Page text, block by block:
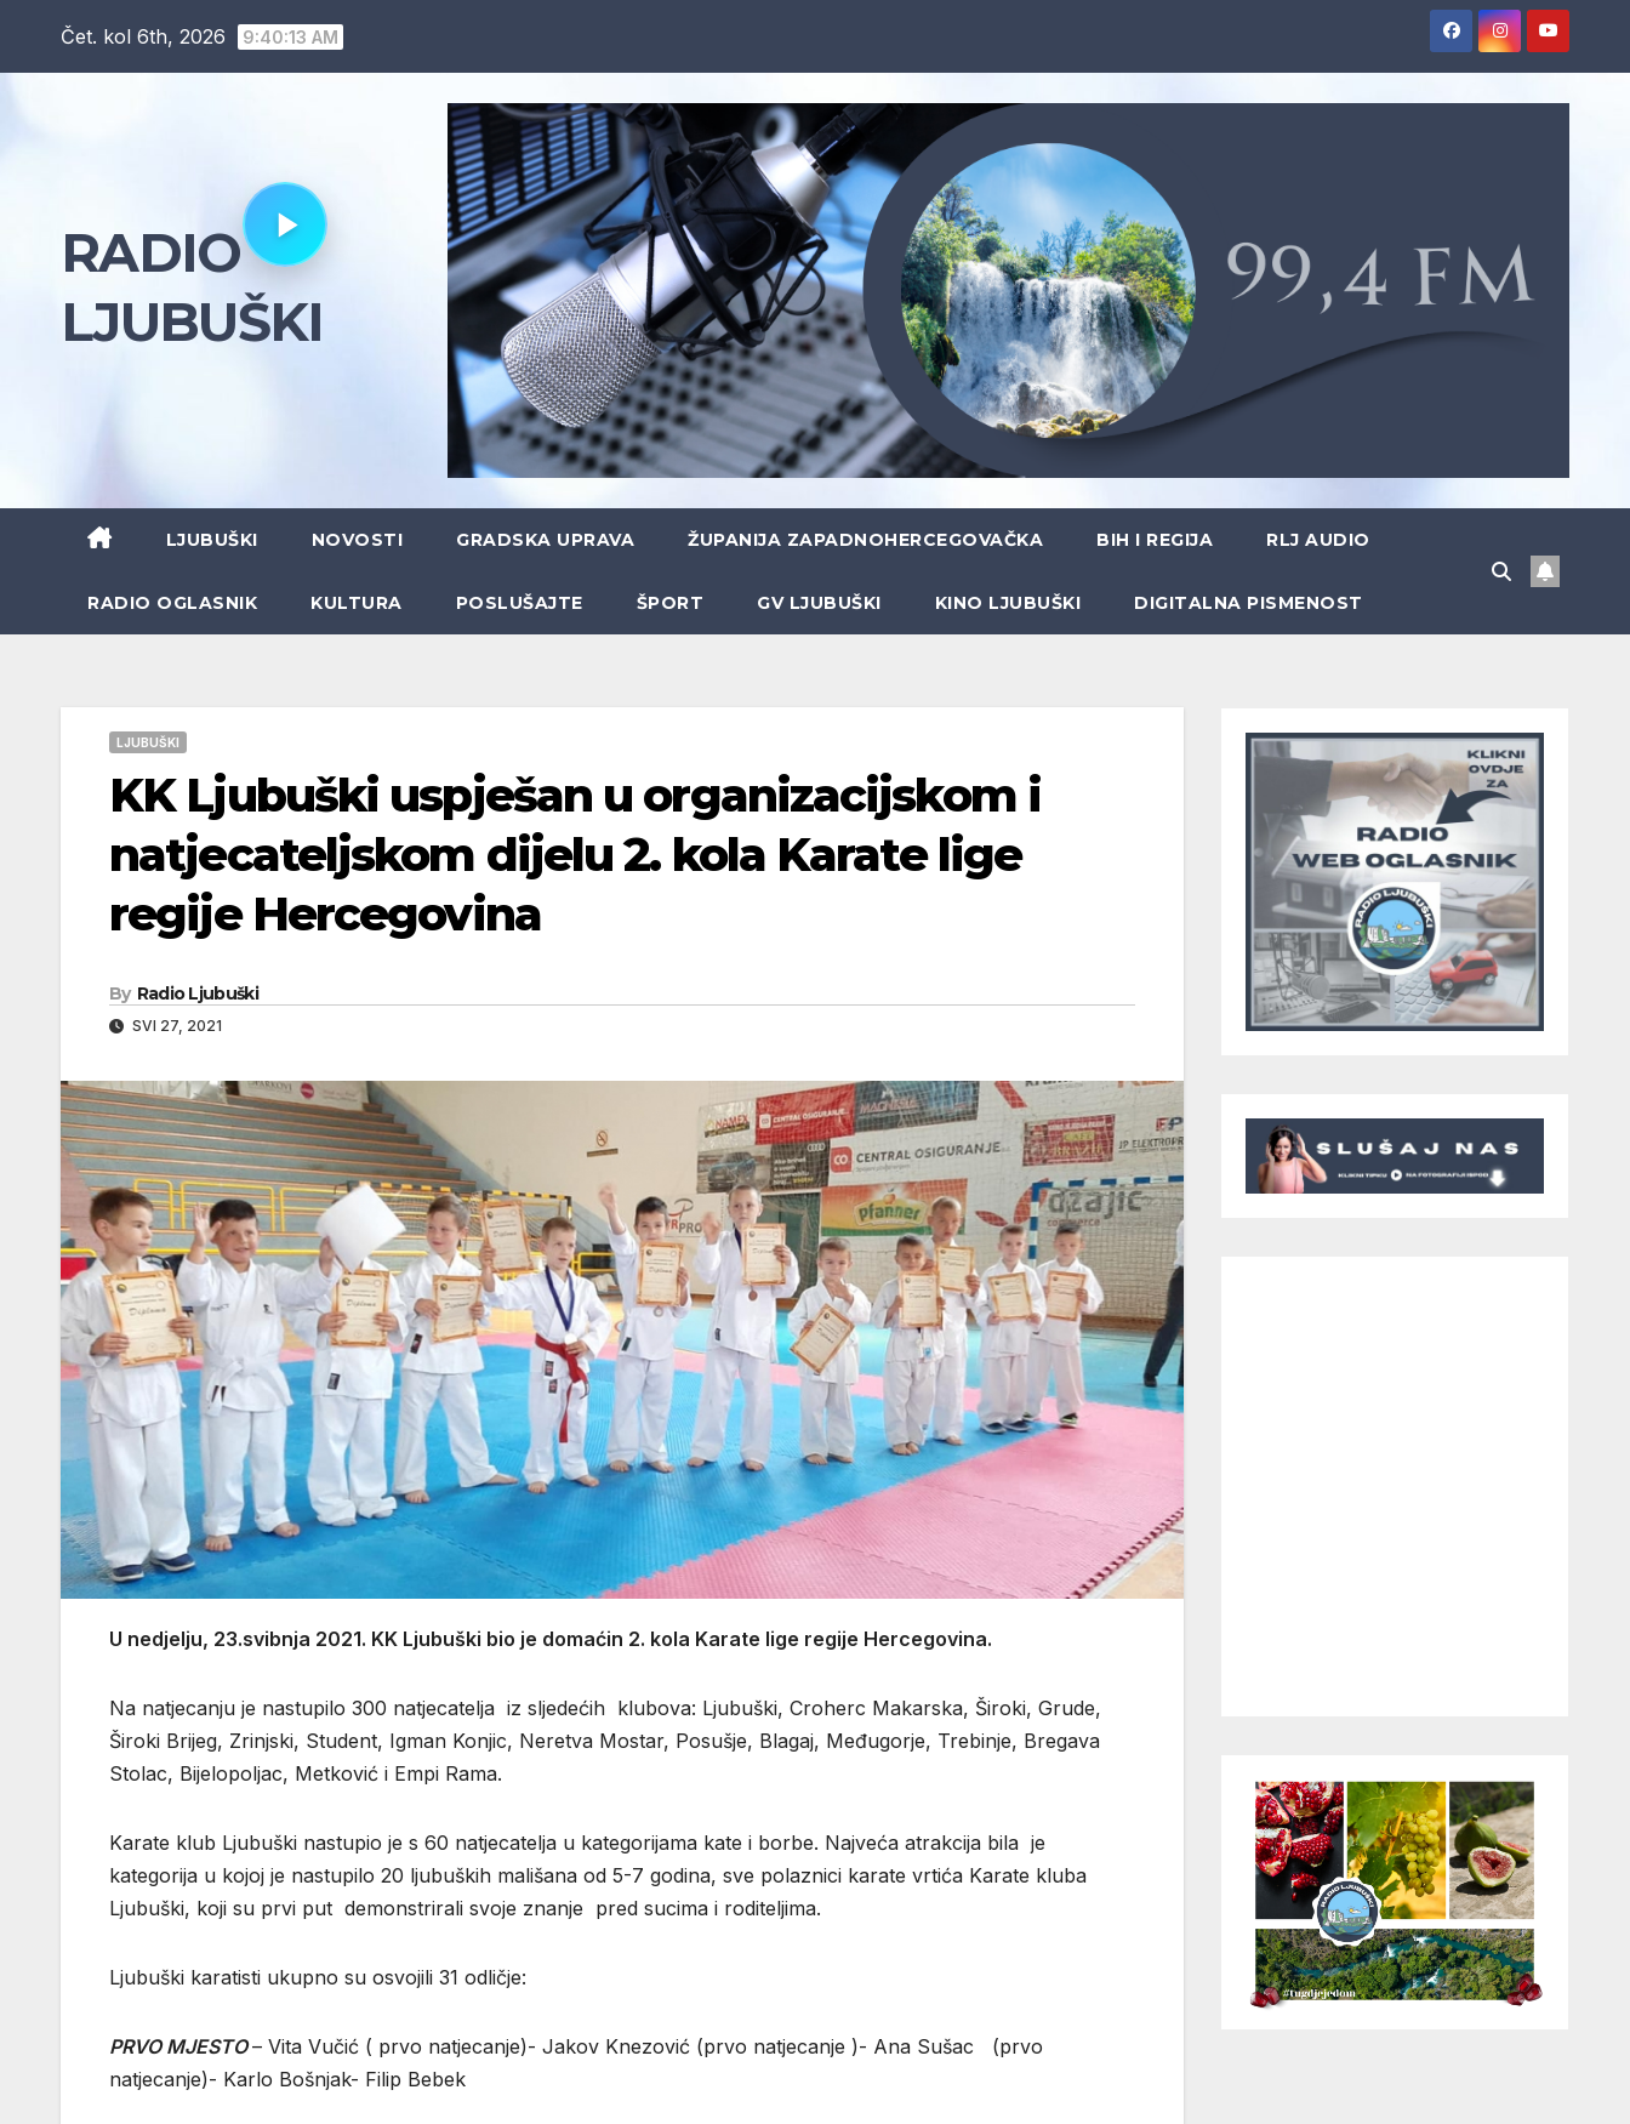
Čet. kol 6th, 2026 9:40:14 AM
RADIO
LJUBUŠKI
LJUBUŠKI NOVOSTI GRADSKA UPRAVA ŽUPANIJA ZAPADNOHERCEGOVAČKA BIH I REGIJA RLJ AUDIO
RADIO OGLASNIK KULTURA POSLUŠAJTE ŠPORT GV LJUBUŠKI KINO LJUBUŠKI DIGITALNA PISMENOST
LJUBUŠKI
KK Ljubuški uspješan u organizacijskom i
natjecateljskom dijelu 2. kola Karate lige
regije Hercegovina
By Radio Ljubuški
SVI 27, 2021
U nedjelju, 23.svibnja 2021. KK Ljubuški bio je domaćin 2. kola Karate lige regije Hercegovina.
Na natjecanju je nastupilo 300 natjecatelja iz sljedećih klubova: Ljubuški, Croherc Makarska, Široki, Grude,
Široki Brijeg, Zrinjski, Student, Igman Konjic, Neretva Mostar, Posušje, Blagaj, Međugorje, Trebinje, Bregava
Stolac, Bijelopoljac, Metković i Empi Rama.
Karate klub Ljubuški nastupio je s 60 natjecatelja u kategorijama kate i borbe. Najveća atrakcija bila je
kategorija u kojoj je nastupilo 20 ljubuških mališana od 5-7 godina, sve polaznici karate vrtića Karate kluba
Ljubuški, koji su prvi put demonstrirali svoje znanje pred sucima i roditeljima.
Ljubuški karatisti ukupno su osvojili 31 odličje:
PRVO MJESTO– Vita Vučić ( prvo natjecanje)- Jakov Knezović (prvo natjecanje )- Ana Sušac (prvo
natjecanje)- Karlo Bošnjak- Filip Bebek